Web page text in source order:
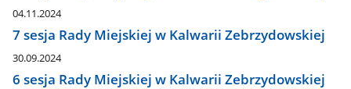
04.11.2024
7 sesja Rady Miejskiej w Kalwarii Zebrzydowskiej
30.09.2024
6 sesja Rady Miejskiej w Kalwarii Zebrzydowskiej